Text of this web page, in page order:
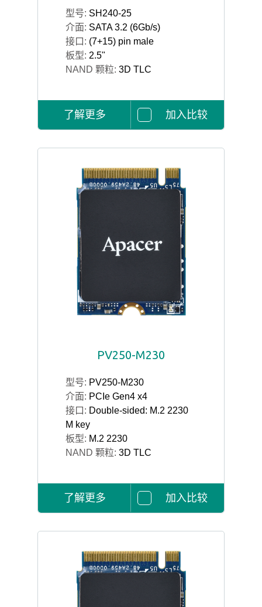
型号: SH240-25
介面: SATA 3.2 (6Gb/s)
接口: (7+15) pin male
板型: 2.5"
NAND 颗粒: 3D TLC
了解更多 加入比较
PV250-M230
型号: PV250-M230
介面: PCIe Gen4 x4
接口: Double-sided: M.2 2230
M key
板型: M.2 2230
NAND 颗粒: 3D TLC
了解更多 加入比较